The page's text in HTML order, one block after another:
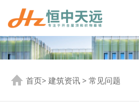
首页>建筑资讯>常见问题